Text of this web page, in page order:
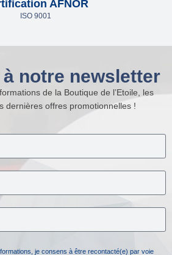
AFNOR
ISO 9001
notre newsletter
de la Boutique de l’Etoile, les
dernières offres promotionnelles !
je consens à être recontacté(e) par voie